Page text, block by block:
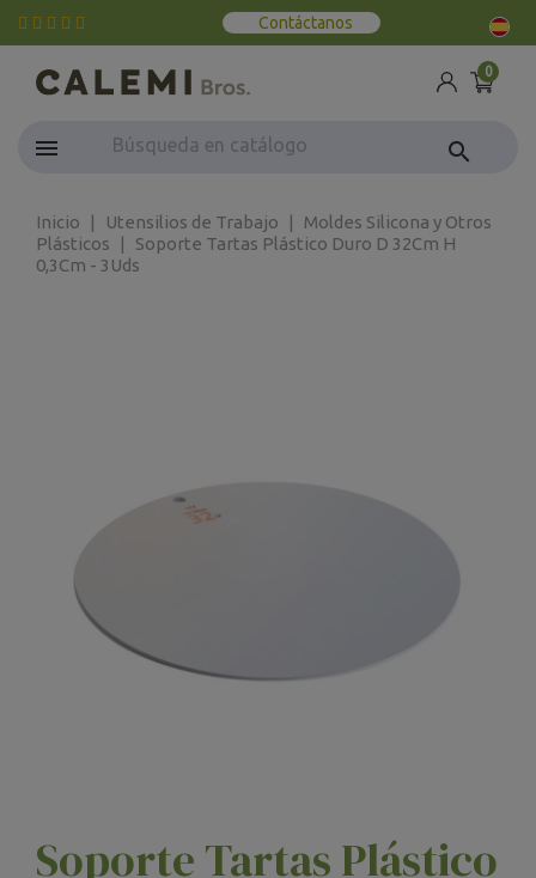
Contáctanos
0
search
Inicio Utensilios de Trabajo
Moldes Silicona y Otros
Plásticos
Soporte Tartas Plástico Duro D 32Cm H
0,3Cm - 3Uds
Soporte Tartas Plástico